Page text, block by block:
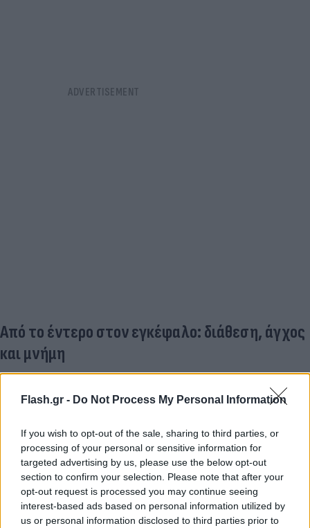
Flash.gr - Do Not Process My Personal Information
If you wish to opt-out of the sale, sharing to third parties, or
processing of your personal or sensitive information for
targeted advertising by us, please use the below opt-out
section to confirm your selection. Please note that after your
opt-out request is processed you may continue seeing
interest-based ads based on personal information utilized by
us or personal information disclosed to third parties prior to
Από το έντερο στον εγκέφαλο: διάθεση, άγχος
και μνήμη
Η μελέτη δεν περιορίστηκε στο έντερο. Παράλληλα
πραγματοποιήθηκαν τεστ μνήμης, προσοχής και
δοκιμασίες στρες. Τα αποτελέσματα έδειξαν μια
ενδιαφέρουσα διττή εικόνα.
Ο καφές με καφεΐνη φάνηκε να μειώνει το άγχος,
να βελτιώνει την προσοχή και να ενισχύει την